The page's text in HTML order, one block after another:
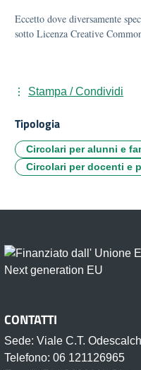
Eccetto dove diversamente
sotto Licenza Creative
Stampa / Condividi
Tipologia
Circolari per alunni e
Circolari per docenti e
CONTATTI
Sede: Viale C.T.
Telefono: 06 121126965